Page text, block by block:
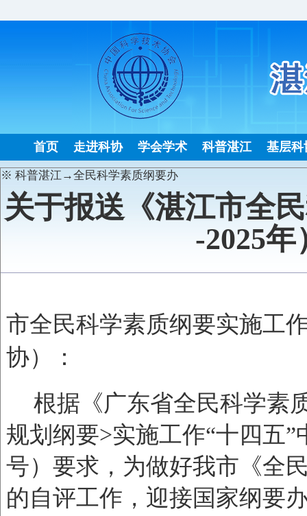
首页 走进科协 学会学术 科普湛江 基层科
※ 科普湛江→全民科学素质纲要办
关于报送《湛江市全
-2025
市全民科学素质纲要实施工
协）：
根据《广东省全民科学素
规划纲要>实施工作“十四五
号）要求，为做好我市《全
的自评工作，迎接国家纲要